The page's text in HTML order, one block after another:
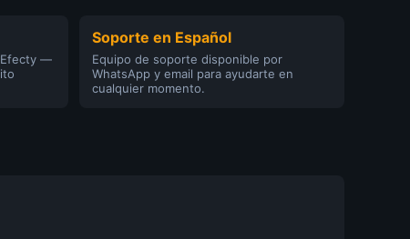
Efecty —
Soporte en Español
Equipo de soporte disponible por
WhatsApp y email para ayudarte en
cualquier momento.